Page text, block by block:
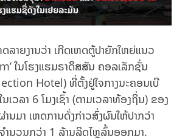
ດລາຍງານວ່າ ເກີດເຫດຕູ້ປາຍັກໃຫຍ່ແນວ
ໃນໂຮງແຮມຣາດິສສັນ ຄອລເລັກຊັ່ນ
Hotel) ທີ່ຕັ້ງຢູ່ໃຈກາງນະຄອນເບີ
ເວລາ 6 ໂມງເຊົ້າ (ຕາມເວລາທ້ອງຖິ່ນ) ຂອງ
ມາ ເຫດການດັ່ງກ່າວສົ່ງຜົນໃຫ້ປາກວ່າ
ຳນວນກວ່າ 1 ລ້ານລິດໄຫຼລົ້ນອອກມາ.